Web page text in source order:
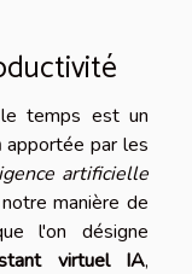
temps est un
apportée par les
artificielle
manière de
l'on désigne
virtuel IA,